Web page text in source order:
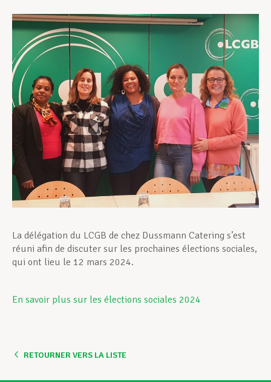
Développement professionnel
Devenir Membre
Actualités
La délégation du LCGB de chez Dussmann Catering s’est
réuni afin de discuter sur les prochaines élections sociales,
qui ont lieu le 12 mars 2024.
En savoir plus sur les élections sociales 2024
RETOURNER VERS LA LISTE